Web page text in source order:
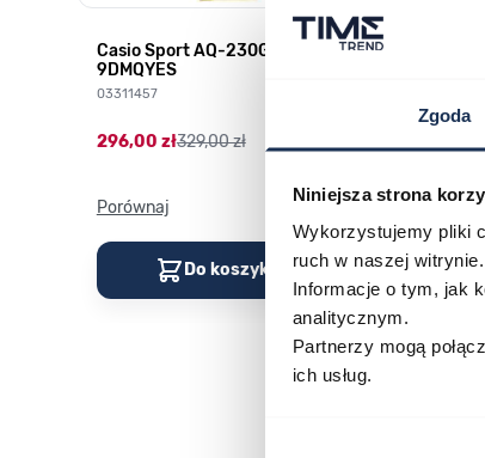
Zgoda
Niniejsza strona
Wykorzystujemy pliki
ruch w naszej witrynie.
Informacje o tym, jak
analitycznym.
Partnerzy mogą
ich usług.
Casio Sport AQ-230GA-
9DMQYES
03311457
296,00 zł329,00 zł
Porównaj
Do koszyka
179,00 zł
Porównaj